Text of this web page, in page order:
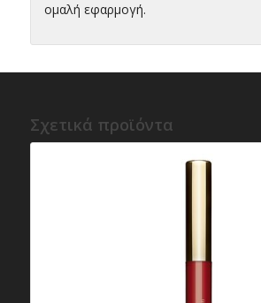
ομαλή εφαρμογή.
Σχετικά προϊόντα